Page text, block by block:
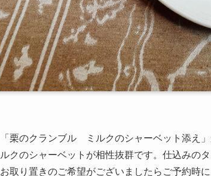
「栗のクランブル ミルクのシャーベット添え
ルクのシャーベットが相性抜群です。仕込みの
お取り置きのご希望がございましたらご予約時に